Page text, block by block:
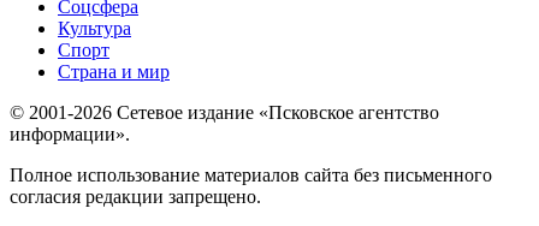
Соцсфера
Культура
Спорт
Страна и мир
© 2001-2026 Сетевое издание «Псковское агентство
информации».
Полное использование материалов сайта без письменного
согласия редакции запрещено.